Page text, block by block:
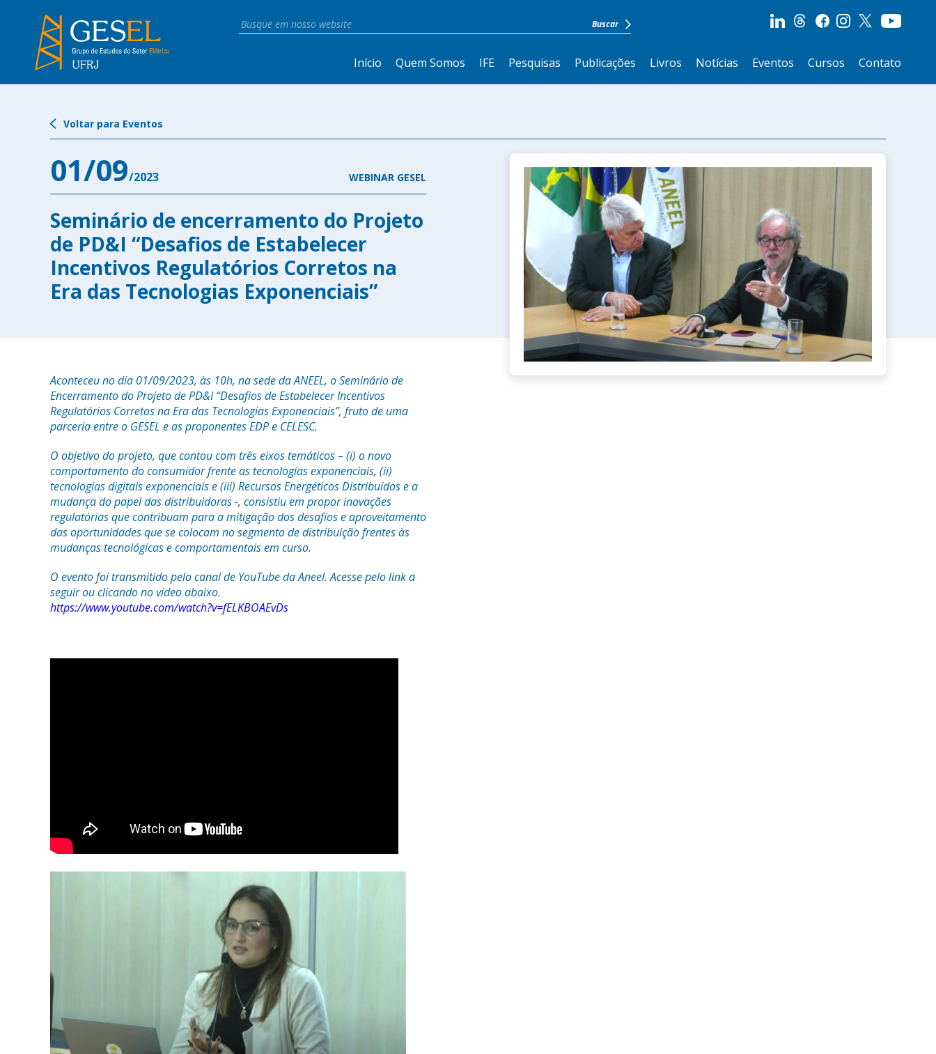
Início Quem Somos IFE Pesquisas Publicações Livros Notícias Eventos Cursos Contato
Voltar para Eventos
01/09/2023 WEBINAR GESEL
Seminário de encerramento do Projeto
de PD&I “Desafios de Estabelecer
Incentivos Regulatórios Corretos na
Era das Tecnologias Exponenciais”
Aconteceu no dia 01/09/2023, às 10h, na sede da ANEEL, o Seminário de
Encerramento do Projeto de PD&I “Desafios de Estabelecer Incentivos
Regulatórios Corretos na Era das Tecnologias Exponenciais”, fruto de uma
parceria entre o GESEL e as proponentes EDP e CELESC.
O objetivo do projeto, que contou com três eixos temáticos – (i) o novo
comportamento do consumidor frente as tecnologias exponenciais, (ii)
tecnologias digitais exponenciais e (iii) Recursos Energéticos Distribuídos e a
mudança do papel das distribuidoras -, consistiu em propor inovações
regulatórias que contribuam para a mitigação dos desafios e aproveitamento
das oportunidades que se colocam no segmento de distribuição frentes às
mudanças tecnológicas e comportamentais em curso.
O evento foi transmitido pelo canal de YouTube da Aneel. Acesse pelo link a
seguir ou clicando no vídeo abaixo.
https://www.youtube.com/watch?v=fELKBOAEvDs